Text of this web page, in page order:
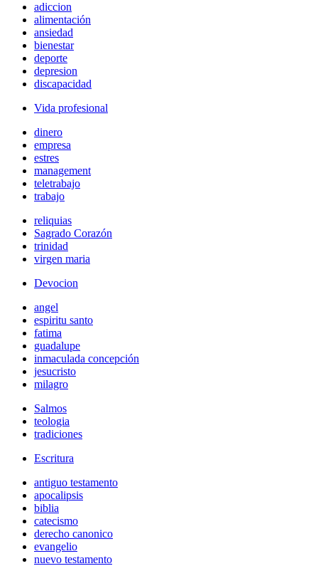
adiccion
alimentación
ansiedad
bienestar
deporte
depresion
discapacidad
Vida profesional
dinero
empresa
estres
management
teletrabajo
trabajo
reliquias
Sagrado Corazón
trinidad
virgen maria
Devocion
angel
espiritu santo
fatima
guadalupe
inmaculada concepción
jesucristo
milagro
Salmos
teologia
tradiciones
Escritura
antiguo testamento
apocalipsis
biblia
catecismo
derecho canonico
evangelio
nuevo testamento